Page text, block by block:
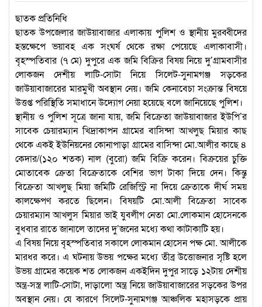
ছাতক প্রতিনিধি
ছাতক উপজেলার জাউয়াবাজার এলাকায় পুলিশ ও স্থানীয় মুরব্বীদের
হস্তক্ষেপে ভয়াবহ এক সংঘর্ষ থেকে রক্ষা পেয়েছে এলাকাবাসী।
বৃহস্পতিবার (৭ মে) দুপুরে এক জমি বিক্রির বিষয় নিয়ে দু’গ্রামবাসীর
লোকজন দেশীয় লাটি-সোটা নিয়ে সিলেট-সুনামগঞ্জ সড়কের
জাউয়াবাজারের মারমুখী অবস্থান নেয়। জমি কেনাবেচা সংক্রান্ত বিষয়ে
উত্তপ্ত পরিস্থিতি সমাধানে উদ্যোগ নেয়া হয়েছে বলে জানিয়েছে পুলিশ।
স্থানীয় ও পুলিশ সূত্রে জানা যায়, জমি বিক্রেতা জাউয়াবাজার ইউপি’র
সাবেক চেয়ারম্যান খিদ্রাকাপন গ্রামের বাসিন্দা আখলুছ মিয়ার কাছ
থেকে একই ইউনিয়নের কোনাপাড়া গ্রামের বাসিন্দা মো.আলীর কাছে ৪
কেদার/(১২০ শতক) নাল (বুরো) জমি বিক্রি করেন। বিক্রয়ের চুক্তি
মোতাবেক ক্রেতা বিক্রেতাকে বেশির ভাগ টাকা দিয়ে দেন। কিন্তু
বিক্রেতা আখলুছ মিয়া জমিটি রেজিস্ট্রি না দিয়ে ক্রেতাকে দীর্ঘ সময়
কালক্ষেপণ করতে ছিলেন। বিষয়টি মো.আলী বিক্রেতা সাবেক
চেয়ারম্যান আখলুস মিয়ার ভাই যুবলীগ নেতা মো.লোকমান হোসেনকে
বুধবার রাতে জানালে তাদের দু’জনের মধ্যে কথা কাটাকাটি হয়।
এ বিষয় নিয়ে বৃহস্পতিবার সকালে লোকমান হোসেন পক্ষ মো. আলীকে
মারধর করে। এ ঘটনায় উভয় পক্ষের মধ্যে তীব্র উত্তোজনার সৃষ্টি হলে
উভয় গ্রামের কয়েক শত লোকজন একইদিন দুপুর সাড়ে ১২টায় দেশীয়
অন্ত্র-সস্ত্র লাটি-সোটা, দাড়ালো অন্ত্র নিয়ে জাউয়াবাজারের সড়কের উপর
অবস্থান নেয়। যে কারণে সিলেট-সুনামগঞ্জ আঞ্চলিক মহাসড়কে প্রায়